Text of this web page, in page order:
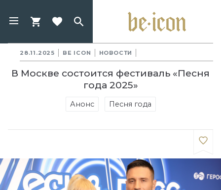
28.11.2025 BE ICON НОВОСТИ
В Москве состоится фестиваль «Песня
года 2025»
Анонс Песня года